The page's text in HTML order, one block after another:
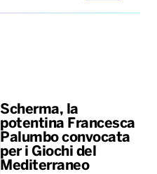
Scherma, la
potentina Francesca
Palumbo convocata
per i Giochi del
Mediterraneo